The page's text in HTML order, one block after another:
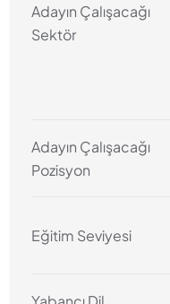
Adayın Çalışacağı
Sektör
Adayın Çalışacağı
Pozisyon
Eğitim Seviyesi